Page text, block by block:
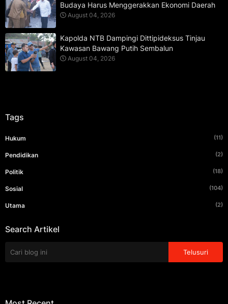
Budaya Harus Menggerakkan Ekonomi Daerah
August 04, 2026
Kapolda NTB Dampingi Dittipideksus Tinjau
Kawasan Bawang Putih Sembalun
August 04, 2026
Tags
Hukum (11)
Pendidikan (2)
Politik (18)
Sosial (104)
Utama (2)
Search Artikel